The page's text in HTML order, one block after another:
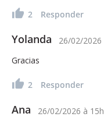
2 Responder
Yolanda 26/02/2026
Gracias
2 Responder
Ana 26/02/2026 à